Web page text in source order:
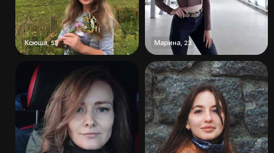
Ксюша,55 Марина, 23